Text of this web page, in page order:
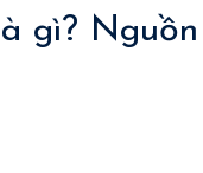
gì?